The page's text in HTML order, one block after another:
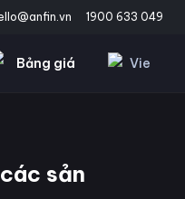
1900 633 049
Bảng giá Vie
sản